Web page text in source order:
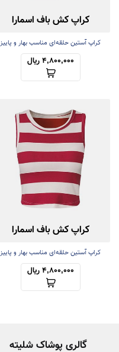
کراپ کش باف اسمارا
کراپ آستین حلقه‌ای مناسب بهار و پاییز
4,800,000 ریال
کراپ کش باف اسمارا
کراپ آستین حلقه‌ای مناسب بهار و پاییز
4,800,000 ریال
گالری پوشاک شلیته